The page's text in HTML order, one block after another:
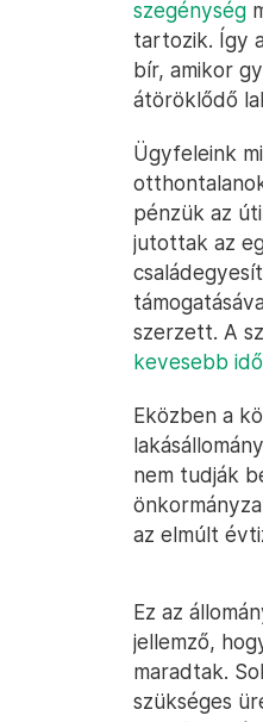
szegénység
tartozik. Így
bír, amikor
átöröklődő
Ügyfeleink
pénzük az
jutottak az
szerzett. A
kevesebb
Eközben a
nem tudják
az elmúlt
Ez az
jellemző,
maradtak.
szükséges